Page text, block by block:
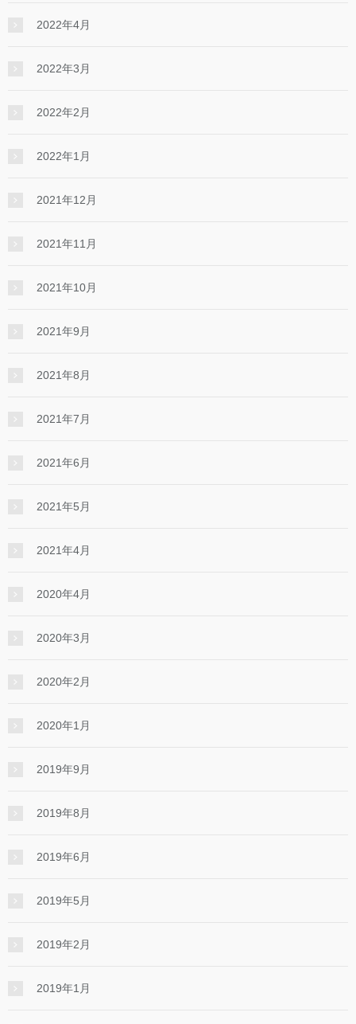
2022年4月
2022年3月
2022年2月
2022年1月
2021年12月
2021年11月
2021年10月
2021年9月
2021年8月
2021年7月
2021年6月
2021年5月
2021年4月
2020年4月
2020年3月
2020年2月
2020年1月
2019年9月
2019年8月
2019年6月
2019年5月
2019年2月
2019年1月